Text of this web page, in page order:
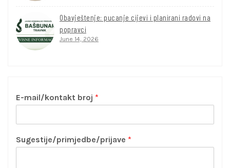
Obavještenje: pucanje cijevi i planirani radovi na
popravci
June 14, 2026
E-mail/kontakt broj *
Sugestije/primjedbe/prijave *